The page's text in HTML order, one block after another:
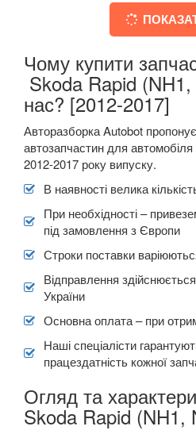
Чому купити
Skoda Rapid (NH1,
нас? [2012-2017]
Авторазборка Autobot
автозапчастин для
2012-2017 року випуску.
В наявності велика
При необхідності –
під замовлення з Європи
Строки поставки
Відправлення здійснюється
України
Основна оплата – при
Наші спеціалісти
працездатність кожної
Огляд та
Skoda Rapid (NH1,